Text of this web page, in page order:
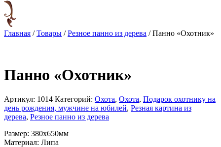
Главная /Товары /Резное панно из дерева /Панно «Охотник»
Панно «Охотник»
Артикул: 1014 Категорий: Охота, Охота, Подарок охотнику на
день рождения, мужчине на юбилей, Резная картина из
дерева, Резное панно из дерева
Размер: 380х650мм
Материал: Липа